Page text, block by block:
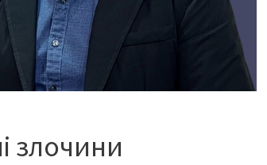
злочини